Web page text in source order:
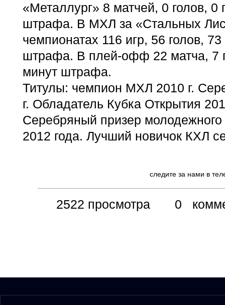
«Металлург» 8 матчей, 0 голов,
штрафа. В МХЛ за «Стальных
чемпионатах 116 игр, 56 голов,
штрафа. В плей-офф 22 матча, 7
минут штрафа.
Титулы: чемпион МХЛ 2010 г.
г. Обладатель Кубка Открытия
Серебряный призер
2012 года. Лучший новичок КХЛ
следите за нами в
2522 просмотра 0